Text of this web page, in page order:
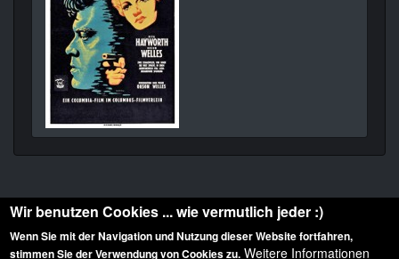
Diese Website ist urheberrechtlich geschützt: © 2010-2026 der Film Noir de. Alle
Wir benutzen Cookies ... wie vermutlich jeder :)
Wenn Sie mit der Navigation und Nutzung dieser Website fortfahren,
stimmen Sie der Verwendung von Cookies zu. Weitere Informationen